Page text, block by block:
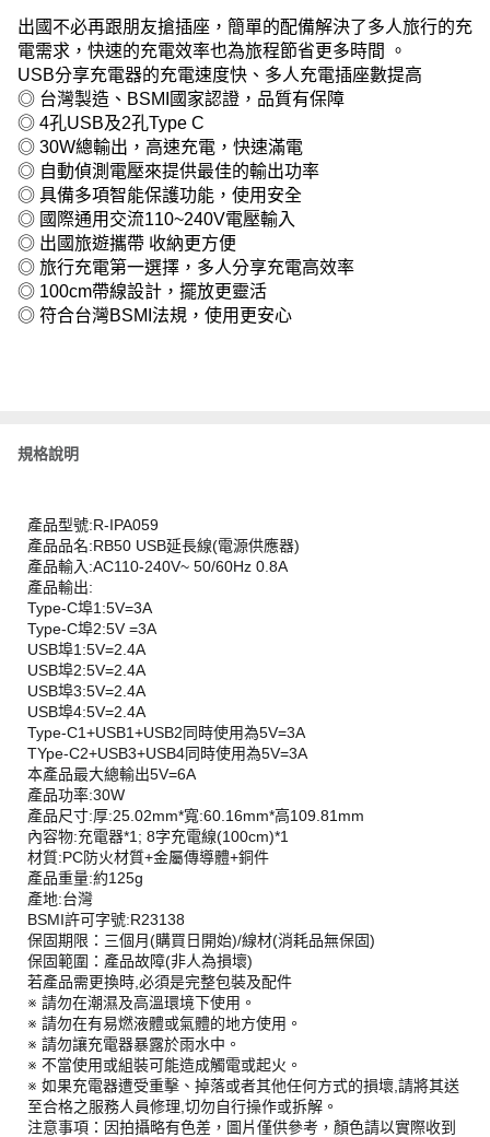
出國不必再跟朋友搶插座，簡單的配備解決了多人旅行的充
電需求，快速的充電效率也為旅程節省更多時間 。
USB分享充電器的充電速度快、多人充電插座數提高
◎ 台灣製造、BSMI國家認證，品質有保障
◎ 4孔USB及2孔Type C
◎ 30W總輸出，高速充電，快速滿電
◎ 自動偵測電壓來提供最佳的輸出功率
◎ 具備多項智能保護功能，使用安全
◎ 國際通用交流110~240V電壓輸入
◎ 出國旅遊攜帶 收納更方便
◎ 旅行充電第一選擇，多人分享充電高效率
◎ 100cm帶線設計，擺放更靈活
◎ 符合台灣BSMI法規，使用更安心
規格說明
產品型號:R-IPA059
產品品名:RB50 USB延長線(電源供應器)
產品輸入:AC110-240V~ 50/60Hz 0.8A
產品輸出:
Type-C埠1:5V=3A
Type-C埠2:5V =3A
USB埠1:5V=2.4A
USB埠2:5V=2.4A
USB埠3:5V=2.4A
USB埠4:5V=2.4A
Type-C1+USB1+USB2同時使用為5V=3A
TYpe-C2+USB3+USB4同時使用為5V=3A
本產品最大總輸出5V=6A
產品功率:30W
產品尺寸:厚:25.02mm*寬:60.16mm*高109.81mm
內容物:充電器*1; 8字充電線(100cm)*1
材質:PC防火材質+金屬傳導體+銅件
產品重量:約125g
產地:台灣
BSMI許可字號:R23138
保固期限：三個月(購買日開始)/線材(消耗品無保固)
保固範圍：產品故障(非人為損壞)
若產品需更換時,必須是完整包裝及配件
※ 請勿在潮濕及高溫環境下使用。
※ 請勿在有易燃液體或氣體的地方使用。
※ 請勿讓充電器暴露於雨水中。
※ 不當使用或組裝可能造成觸電或起火。
※ 如果充電器遭受重擊、掉落或者其他任何方式的損壞,請將其送
至合格之服務人員修理,切勿自行操作或拆解。
注意事項：因拍攝略有色差，圖片僅供參考，顏色請以實際收到